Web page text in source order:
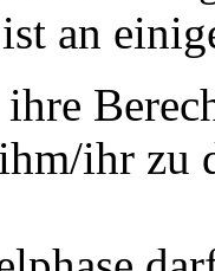
an
ihre
ihr zu